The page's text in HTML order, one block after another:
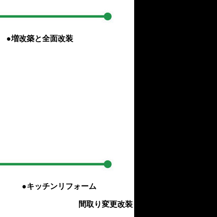
●増改築と全面改装
●キッチンリフォーム
改装